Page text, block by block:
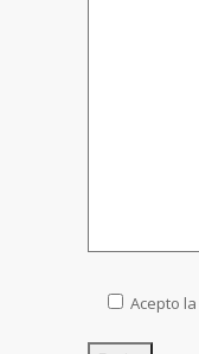
Acepto la